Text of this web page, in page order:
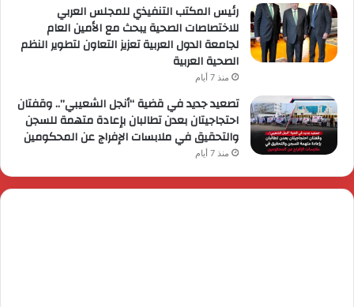
رئيس المكتب التنفيذي للمجلس العربي
للاختصاصات الصحية يبحث مع الأمين العام
لجامعة الدول العربية تعزيز التعاون لتطوير النظم
الصحية العربية
منذ 7 أيام
تصعيد جديد في قضية “أنجل الشعيبي”.. وقفتان
احتجاجيتان بعدن تطالبان بإعادة متهمة للسجن
والتحقيق في ملابسات الإفراج عن المحكومين
منذ 7 أيام